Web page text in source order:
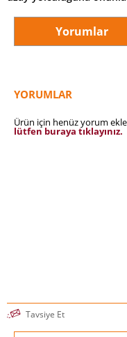
Yorumlar
YORUMLAR
Ürün için henüz yorum
lütfen buraya tıklayınız.
Tavsiye Et